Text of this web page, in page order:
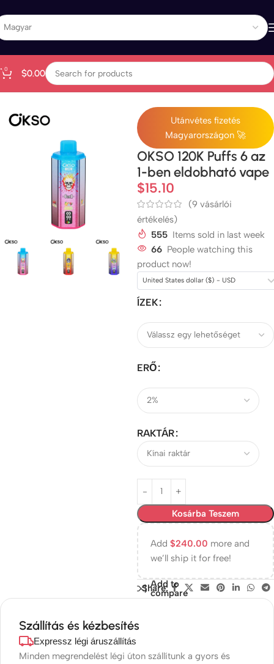
0 $0.00
All Products
Utánvétes fizetés
Magyarországon 🚀
OKSO 120K Puffs 6 az
1-ben eldobható vape
$15.10
(9 vásárlói
értékelés)
555 Items sold in last week
66 People watching this
product now!
United States dollar ($) - USD
ÍZEK
ERŐ
RAKTÁR
Kosárba Teszem
Add $240.00 more and
we’ll ship it for free!
Add to
compare
Share:
Szállítás és kézbesítés
Expressz légi áruszállítás
Minden megrendelést légi úton szállítunk a gyors és